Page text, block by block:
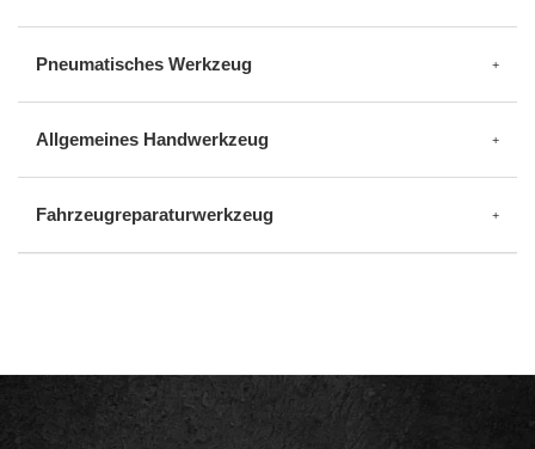
Pneumatisches Werkzeug
Allgemeines Handwerkzeug
Fahrzeugreparaturwerkzeug